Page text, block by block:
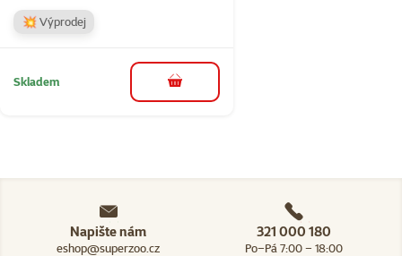
💥 Výprodej
Skladem do košíku
Napište nám
eshop@superzoo.cz
321 000 180
Po–Pá 7:00 – 18:00